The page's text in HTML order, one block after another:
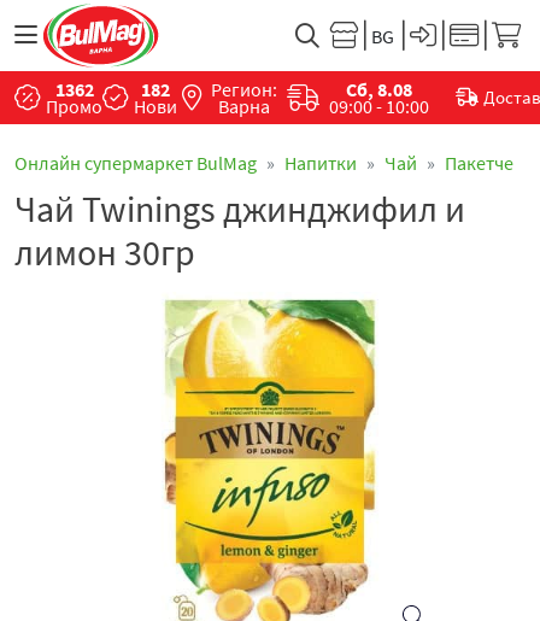
1362
Промо
182
Нови
Регион:
Варна
Сб, 8.08
09:00 - 10:00
Онлайн супермаркет BulMag Напитки Чай Пакетче
Чай Twinings джинджифил и
лимон 30гр